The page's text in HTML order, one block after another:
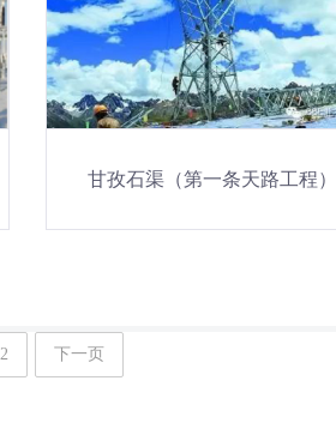
甘孜石渠（第一条天路工程）
2 下一页